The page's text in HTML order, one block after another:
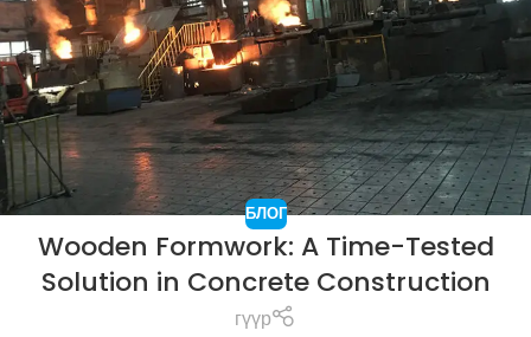
БЛОГ
Wooden Formwork: A Time-Tested
Solution in Concrete Construction
гүүр